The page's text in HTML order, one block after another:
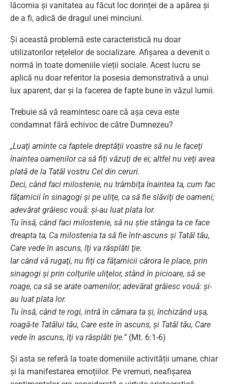
lăcomia și vanitatea au făcut loc dorinței de a apărea și
de a fi, adică de dragul unei minciuni.
Și această problemă este caracteristică nu doar
utilizatorilor rețelelor de socializare. Afișarea a devenit o
normă în toate domeniile vieții sociale. Acest lucru se
aplică nu doar referitor la posesia demonstrativă a unui
lux aparent, dar și la facerea de fapte bune în văzul lumii.
Trebuie să vă reamintesc oare că așa ceva este
condamnat fără echivoc de către Dumnezeu?
„Luaţi aminte ca faptele dreptăţii voastre să nu le faceţi
înaintea oamenilor ca să fiţi văzuţi de ei; altfel nu veţi avea
plată de la Tatăl vostru Cel din ceruri.
Deci, când faci milostenie, nu trâmbiţa înaintea ta, cum fac
făţarnicii în sinagogi şi pe uliţe, ca să fie slăviţi de oameni;
adevărat grăiesc vouă: şi-au luat plata lor.
Tu însă, când faci milostenie, să nu ştie stânga ta ce face
dreapta ta, Ca milostenia ta să fie într-ascuns şi Tatăl tău,
Care vede în ascuns, îţi va răsplăti ţie.
Iar când vă rugaţi, nu fiţi ca făţarnicii cărora le place, prin
sinagogi şi prin colţurile uliţelor, stând în picioare, să se
roage, ca să se arate oamenilor; adevărat grăiesc vouă: şi-
au luat plata lor.
Tu însă, când te rogi, intră în cămara ta şi, închizând uşa,
roagă-te Tatălui tău, Care este în ascuns, şi Tatăl tău, Care
vede în ascuns, îţi va răsplăti ţie.” (Mt. 6:1-6)
Și asta se referă la toate domeniile activității umane, chiar
și la manifestarea emoțiilor. Pe vremuri, neafișarea